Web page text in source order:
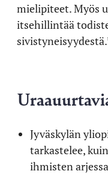
mielipiteet. Myös
itsehillintää
Jyväskylän
tarkastelee,
ihmisten